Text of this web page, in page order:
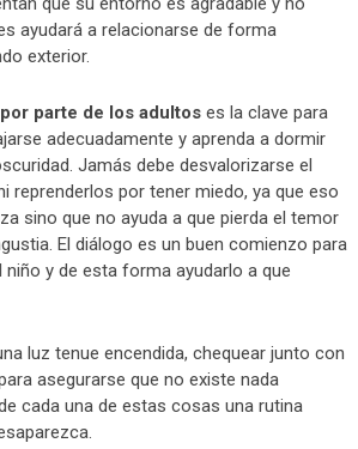
ayudará a relacionarse de forma
exterior.
parte de los adultoses la clave para
adecuadamente y aprenda a dormir
Jamás debe desvalorizarse el
reprenderlos por tener miedo, ya que eso
sino que no ayuda a que pierda el temor
El diálogo es un buen comienzo para
niño y de esta forma ayudarlo a que
luz tenue encendida, chequear junto con
asegurarse que no existe nada
cada una de estas cosas una rutina